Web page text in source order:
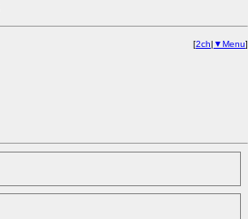
[2ch| ▼Menu]